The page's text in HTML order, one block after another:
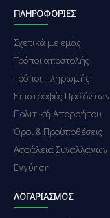
ΠΛΗΡΟΦΟΡΊΕΣ
Σχετικά με εμάς
Τρόποι αποστολής
Τρόποι Πληρωμής
Επιστροφές Προϊόντων
Πολιτική Απορρήτου
Όροι & Προϋποθέσεις
Ασφάλεια Συναλλαγών
Εγγύηση
ΛΟΓΑΡΙΑΣΜΌΣ